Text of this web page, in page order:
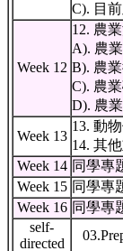
C). 目
Week 12
12. 農
A). 農
B). 農
C). 農
D). 農
Week 13
13. 動
14. 其
Week 14 同學專
Week 15 同學專
Week 16 同學專
self-
directed